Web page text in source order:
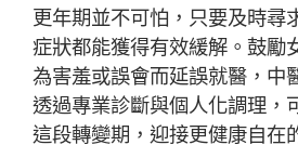
更年期並不可怕，只要及時尋
症狀都能獲得有效緩解。鼓勵
為害羞或誤會而延誤就醫，中
透過專業診斷與個人化調理，
這段轉變期，迎接更健康自在